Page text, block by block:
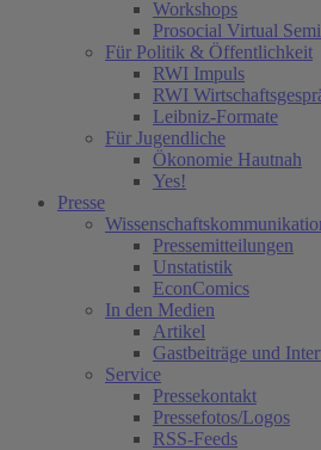
Workshops
Prosocial Virtual
Für Politik & Öffentlichkeit
RWI Impuls
RWI
Leibniz-Formate
Für Jugendliche
Ökonomie Hautnah
Yes!
Presse
Pressemitteilungen
Unstatistik
EconComics
In den Medien
Artikel
Gastbeiträge und
Service
Pressekontakt
Pressefotos/Logos
RSS-Feeds